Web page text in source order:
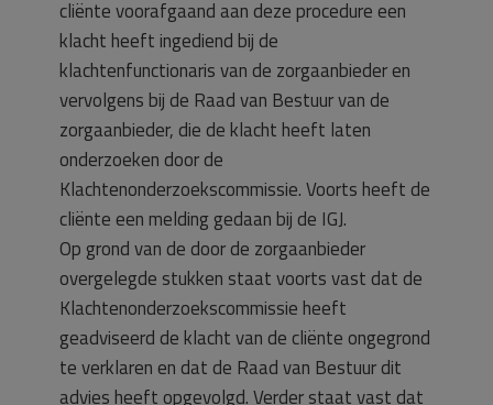
cliënte voorafgaand aan deze procedure een
klacht heeft ingediend bij de
klachtenfunctionaris van de zorgaanbieder en
vervolgens bij de Raad van Bestuur van de
zorgaanbieder, die de klacht heeft laten
onderzoeken door de
Klachtenonderzoekscommissie. Voorts heeft de
cliënte een melding gedaan bij de IGJ.
Op grond van de door de zorgaanbieder
overgelegde stukken staat voorts vast dat de
Klachtenonderzoekscommissie heeft
geadviseerd de klacht van de cliënte ongegrond
te verklaren en dat de Raad van Bestuur dit
advies heeft opgevolgd. Verder staat vast dat